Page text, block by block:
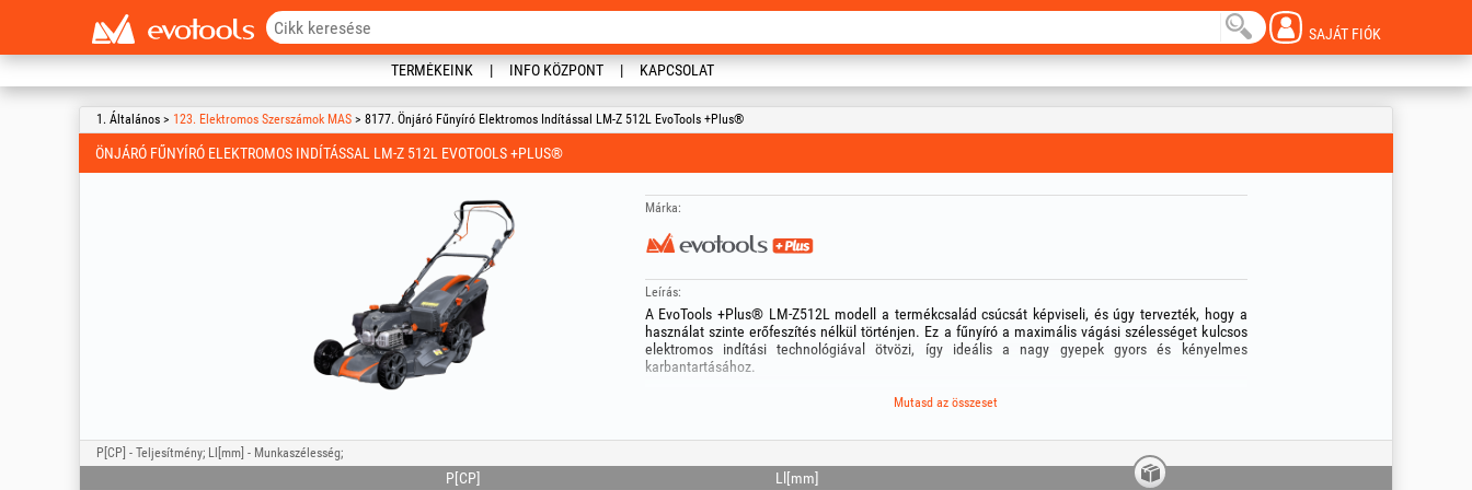
SAJÁT FIÓK
TERMÉKEINK INFO KÖZPONT KAPCSOLAT
1. Általános > 123. Elektromos Szerszámok MAS > 8177. Önjáró Fűnyíró Elektromos Indítással LM-Z 512L EvoTools +Plus®
ÖNJÁRÓ FŰNYÍRÓ ELEKTROMOS INDÍTÁSSAL LM-Z 512L EVOTOOLS +PLUS®
Márka:
Leírás:
A EvoTools +Plus® LM-Z512L modell a termékcsalád csúcsát képviseli, és úgy tervezték, hogy a
használat szinte erőfeszítés nélkül történjen. Ez a fűnyíró a maximális vágási szélességet kulcsos
elektromos indítási technológiával ötvözi, így ideális a nagy gyepek gyors és kényelmes
karbantartásához.
felszerelve a gép azonnal indul, kiküszöbölve a berántás szükségességét (ugyanakkor megtartja a
- A 171 cc hengerűrtartalmú motor 4 LE teljesítményt nyújt, még nehéz munkakörülmények között is
Mutasd az összeset
P[CP] - Teljesítmény; Ll[mm] - Munkaszélesség;
P[CP]
Ll[mm]